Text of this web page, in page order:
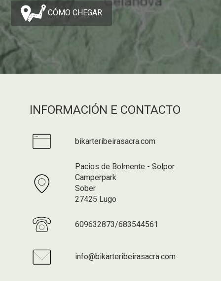
CÓMO CHEGAR
INFORMACIÓN E CONTACTO
bikarteribeirasacra.com
Pacios de Bolmente - Solpor
Camperpark
Sober
27425 Lugo
609632873/683544561
info@bikarteribeirasacra.com